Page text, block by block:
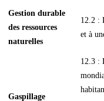
Gestion durable
des ressources
naturelles
12.2 :
et à
Gaspillage
12.3 :